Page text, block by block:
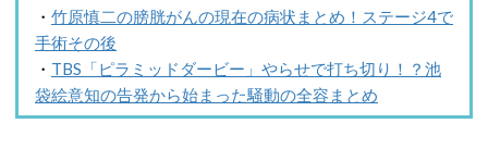
・ 竹原慎二の膀胱がんの現在の病状まとめ！ステージ4で
手術その後
・ TBS「ピラミッドダービー」やらせで打ち切り！？池
袋絵意知の告発から始まった騒動の全容まとめ